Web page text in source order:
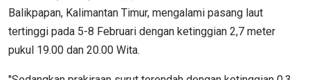
Balikpapan, Kalimantan Timur, mengalami pasang laut
tertinggi pada 5-8 Februari dengan ketinggian 2,7 meter
pukul 19.00 dan 20.00 Wita.